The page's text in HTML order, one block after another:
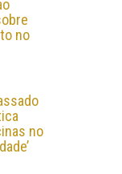
no
no